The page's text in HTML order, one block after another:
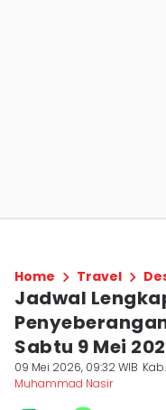
Home Travel
Jadwal
Sabtu 9 Mei
09 Mei 2026, 09:32 WIB
Muhammad Nasir